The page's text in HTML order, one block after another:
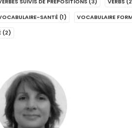
SANTÉ (1) VOCABULAIRE
(2)